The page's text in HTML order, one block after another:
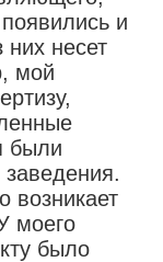
и
несет
мой
были
возникает
моего
было